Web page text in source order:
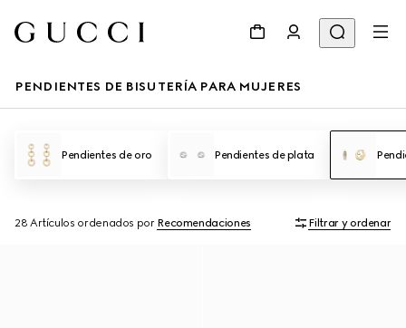
PENDIENTES DE BISUTERÍA PARA MUJERES
Pendientes de oro Pendientes de plata
28 Artículos ordenados por Recomendaciones Filtrar y ordenar